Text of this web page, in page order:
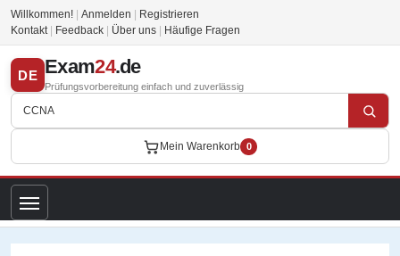
Willkommen! Anmelden
Registrieren
Kontakt
Feedback Über uns Häufige Fragen
DE Exam24.de
Prüfungsvorbereitung einfach und zuverlässig
Mein Warenkorb 0